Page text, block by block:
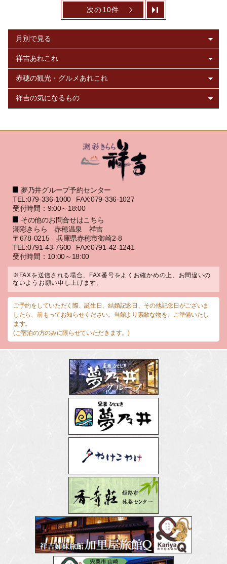
次の10件
夢乃井グループ予約センター
TEL:079-336-1000
FAX:079-336-1027
受付時間：9:00～18:00
その他のお問合せはこちら
潮彩きらら 赤穂温泉 祥吉
〒678-0215 兵庫県赤穂市御崎2-8
TEL:0791-43-7600
FAX:0791-42-1241
受付時間：10:00～18:00
※FAXを送信される場合、FAX番号をよくお確かめの上、お間違いの
ないようお願い申し上げます。
ご予約をしていただく際、誕生日、結婚記念日、その他記念日がございま
したら、前もってお知らせください。当館より素敵な物を、ご準備いたし
ます。
(ご宿泊の方のみに限らせていただきます。)